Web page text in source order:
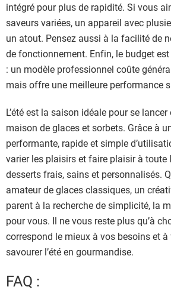
intégré pour plus de rapidité. Si vous
saveurs variées, un appareil avec
un atout. Pensez aussi à la facilité de
de fonctionnement. Enfin, le budget
: un modèle professionnel coûte
mais offre une meilleure performance
L’été est la saison idéale pour se
maison de glaces et sorbets. Grâce à
performante, rapide et simple
varier les plaisirs et faire plaisir à toute
desserts frais, sains et personnalisés.
amateur de glaces classiques, un
parent à la recherche de simplicité, la
pour vous. Il ne vous reste plus qu’à
correspond le mieux à vos besoins et à
savourer l’été en gourmandise.
FAQ :